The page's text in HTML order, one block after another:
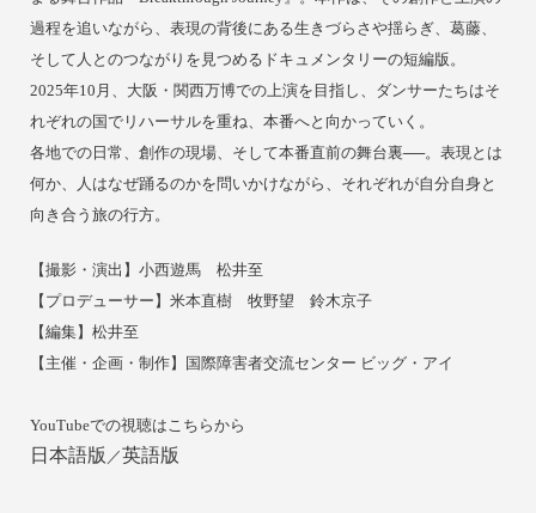
過程を追いながら、表現の背後にある生きづらさや揺らぎ、葛藤、
そして人とのつながりを見つめるドキュメンタリーの短編版。
2025年10月、大阪・関西万博での上演を目指し、ダンサーたちはそ
れぞれの国でリハーサルを重ね、本番へと向かっていく。
各地での日常、創作の現場、そして本番直前の舞台裏──。表現とは
何か、人はなぜ踊るのかを問いかけながら、それぞれが自分自身と
向き合う旅の行方。
【撮影・演出】小西遊馬 松井至
【プロデューサー】米本直樹 牧野望 鈴木京子
【編集】松井至
【主催・企画・制作】国際障害者交流センター ビッグ・アイ
YouTubeでの視聴はこちらから
日本語版 ／英語版